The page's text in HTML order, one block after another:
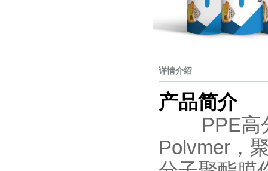
详情介绍
产品简介
PPE高分
Polvmer，